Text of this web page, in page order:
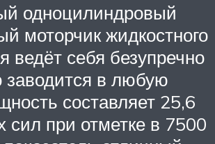
одноцилиндровый
моторчик жидкостного
ведёт себя безупречно
заводится в любую
составляет 25,6
при отметке в 7500